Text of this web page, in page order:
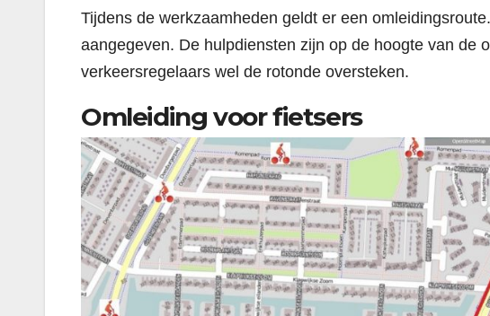
Tijdens de werkzaamheden geldt er een
aangegeven. De hulpdiensten zijn op de hoogte van de
verkeersregelaars wel de rotonde oversteken.
Omleiding voor fietsers